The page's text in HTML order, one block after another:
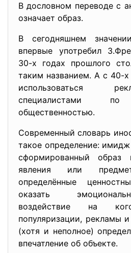
В дословном переводе с
означает образ.
В сегодняшнем
впервые употребил
30-х годах прошлого
таким названием. А с 40-
использоваться
специалистами
общественностью.
Современный словарь
такое определение: имидж
сформированный образ
явления или
определённые
оказать
воздействие на
популяризации, рекламы
(хотя и неполное)
впечатление об объекте.